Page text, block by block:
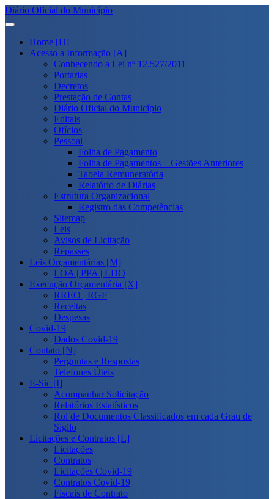
Diário Oficial do Município
Home [H]
Acesso a Informação [A]
Conhecendo a Lei nº 12.527/2011
Portarias
Decretos
Prestação de Contas
Diário Oficial do Município
Editais
Ofícios
Pessoal
Folha de Pagamento
Folha de Pagamentos – Gestões Anteriores
Tabela Remuneratória
Relatório de Diárias
Estrutura Organizacional
Registro das Competências
Sitemap
Leis
Avisos de Licitação
Repasses
Leis Orçamentárias [M]
LOA | PPA | LDO
Execução Orçamentária [X]
RREO | RGF
Receitas
Despesas
Covid-19
Dados Covid-19
Contato [N]
Perguntas e Respostas
Telefones Úteis
E-Sic [I]
Acompanhar Solicitação
Relatórios Estatísticos
Rol de Documentos Classificados em cada Grau de
Sigilo
Licitações e Contratos [L]
Licitações
Contratos
Licitações Covid-19
Contratos Covid-19
Fiscais de Contrato